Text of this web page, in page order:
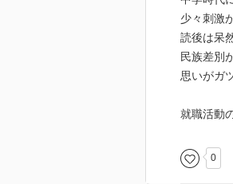
少々刺激
読後は呆
民族差別
思いがガ
就職活動
0